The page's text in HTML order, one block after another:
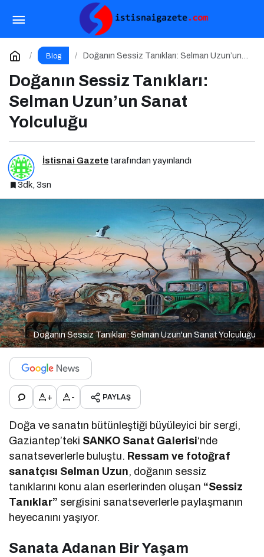
Blog
Doğanın Sessiz Tanıkları: Selman Uzun’un
Doğanın Sessiz Tanıkları:
Selman Uzun’un Sanat
Yolculuğu
İstisnai Gazete tarafından yayınlandı
3dk, 3sn
Doğanın Sessiz Tanıkları: Selman Uzun'un Sanat Yolculuğu
+ - PAYLAŞ
Doğa ve sanatın bütünleştiği büyüleyici bir sergi,
Gaziantep’teki SANKO Sanat Galerisi‘nde
sanatseverlerle buluştu. Ressam ve fotoğraf
sanatçısı Selman Uzun, doğanın sessiz
tanıklarını konu alan eserlerinden oluşan “Sessiz
Tanıklar” sergisini sanatseverlerle paylaşmanın
heyecanını yaşıyor.
Sanata Adanan Bir Yaşam
Doğanın Sessiz Tanıkları: Selman Uzun’un
Sanat Yolculuğu
Yorum Yap